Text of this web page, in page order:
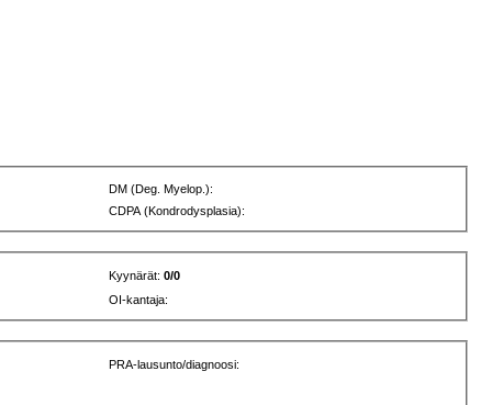
DM (Deg. Myelop.):
CDPA (Kondrodysplasia):
Kyynärät:0/0
OI-kantaja:
PRA-lausunto/diagnoosi: